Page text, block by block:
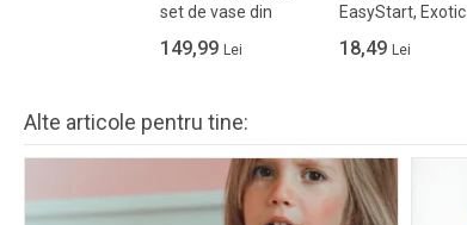
set de vase din
149,99 Lei
EasyStart, Exotic
antrenament, roz,
18,49 Lei
Alte articole pentru tine: